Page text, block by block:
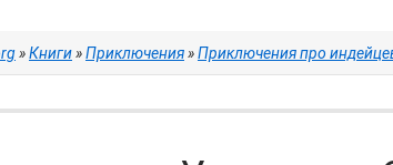
»Книги»Приключения»Приключения про